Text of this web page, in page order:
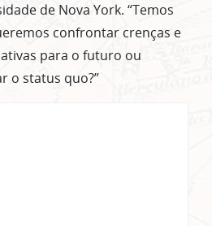
de Nova York. “Temos
confrontar crenças e
para o futuro ou
o status quo?”